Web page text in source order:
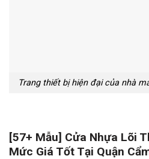
Trang thiết bị hiện đại của nhà
[57+ Mẫu] Cửa Nhựa Lõi
Mức Giá Tốt Tại Quận